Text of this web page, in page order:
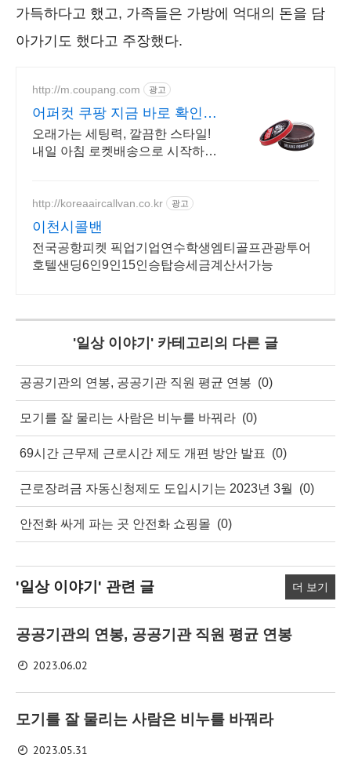
가득하다고 했고, 가족들은 가방에 억대의 돈을 담
아가기도 했다고 주장했다.
http://m.coupang.com 광고
어퍼컷 쿠팡 지금 바로 확인하
세요
오래가는 세팅력, 깔끔한 스타일!
내일 아침 로켓배송으로 시작하세
요.
http://koreaaircallvan.co.kr 광고
이천시콜밴
전국공항피켓 픽업기업연수학생엠티골프관광투어
호텔샌딩6인9인15인승탑승세금계산서가능
'일상 이야기 ' 카테고리의 다른 글
공공기관의 연봉, 공공기관 직원 평균 연봉 (0)
모기를 잘 물리는 사람은 비누를 바꿔라 (0)
69시간 근무제 근로시간 제도 개편 방안 발표 (0)
근로장려금 자동신청제도 도입시기는 2023년 3월 (0)
안전화 싸게 파는 곳 안전화 쇼핑몰 (0)
'일상 이야기' 관련 글 더 보기
공공기관의 연봉, 공공기관 직원 평균 연봉
2023.06.02
모기를 잘 물리는 사람은 비누를 바꿔라
2023.05.31